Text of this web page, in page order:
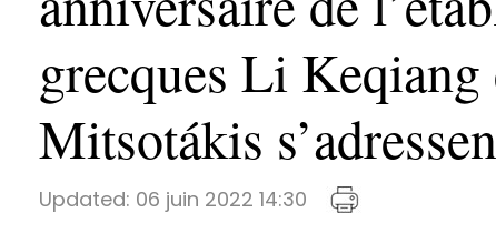
grecques Li
Mitsotákis
Updated: 06 juin 2022 14:30